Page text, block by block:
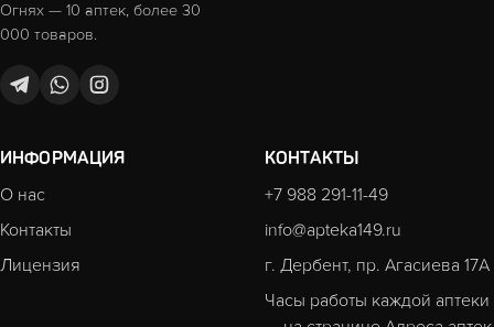
Огнях — 10 аптек, более 30
000 товаров.
ИНФОРМАЦИЯ
О нас
Контакты
Лицензия
КОНТАКТЫ
+7 988 291-11-49
info@apteka149.ru
г. Дербент, пр. Агасиева 17А
Часы работы каждой аптеки